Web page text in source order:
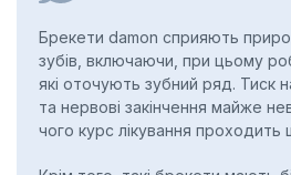
Брекети damon сприяють
зубів, включаючи, при цьому
які оточують зубний ряд. Тиск
та нервові закінчення майже
чого курс лікування